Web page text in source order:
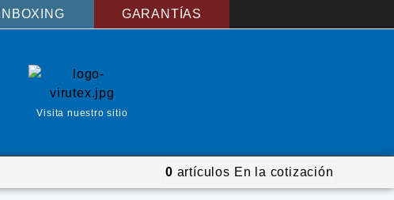
GARANTÍAS
Visita nuestro sitio
0 artículos En la cotización